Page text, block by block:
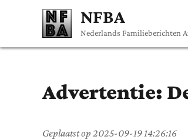
NFBA
Nederlands Familieberichten
Advertentie:
Geplaatst op 2025-09-19 14:26:16